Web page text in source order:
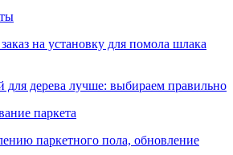
на установку для помола шлака
для дерева лучше: выбираем правильно
паркета
паркетного пола, обновление